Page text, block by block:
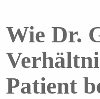
Wie Dr.
Patient